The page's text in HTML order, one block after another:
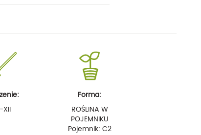
XII
Forma:
ROŚLINA W
POJEMNIKU
Pojemnik: C2